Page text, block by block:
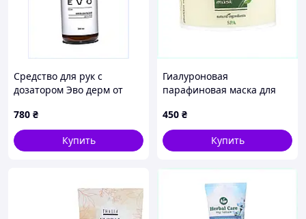
Средство для рук с
дозатором Эво дерм от
780 ₴
Купить
Гиалуроновая
парафиновая маска для
8E2538MC30
450 ₴
Купить